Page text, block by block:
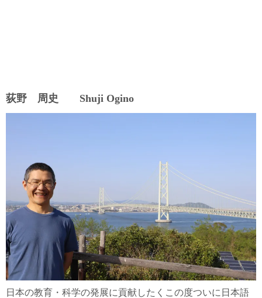
荻野 周史 Shuji Ogino
日本の教育・科学の発展に貢献したくこの度ついに日本語